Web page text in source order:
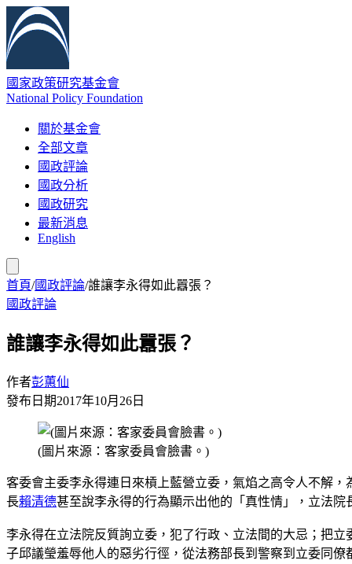
國家政策研究基金會
National Policy Foundation
關於基金會
全部文章
國政評論
國政分析
國政研究
最新消息
English
首頁/國政評論/誰讓李永得如此囂張？
國政評論
誰讓李永得如此囂張？
作者彭蕙仙
發布日期2017年10月26日
(圖片來源：客家委員會臉書。)
客委會主委李永得連日來槓上藍營立委，氣焰之高令人不解
長賴清德甚至說李永得的行為顯示出他的「真性情」，立法
李永得在立法院反質詢立委，犯了行政、立法間的大忌；把
子邱議瑩羞辱他人的惡劣行徑，從法務部長到警察到立委同